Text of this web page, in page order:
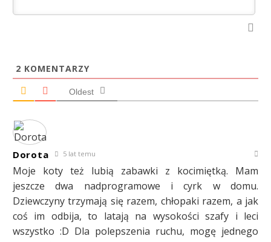
2 KOMENTARZY
Oldest
Dorota 5 lat temu
Moje koty też lubią zabawki z kocimiętką. Mam
jeszcze dwa nadprogramowe i cyrk w domu.
Dziewczyny trzymają się razem, chłopaki razem, a jak
coś im odbija, to latają na wysokości szafy i leci
wszystko :D Dla polepszenia ruchu, mogę jednego